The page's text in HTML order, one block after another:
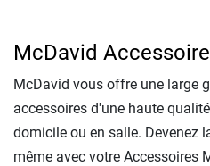
McDavid
McDavid vous offre une large
accessoires d'une haute
domicile ou en salle. Devenez
même avec votre Accessoires